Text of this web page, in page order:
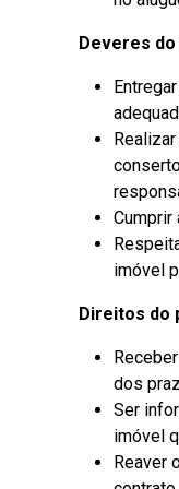
Deveres
Cumprir
imóvel
Direitos do
dos
Ser
imóvel
Reaver